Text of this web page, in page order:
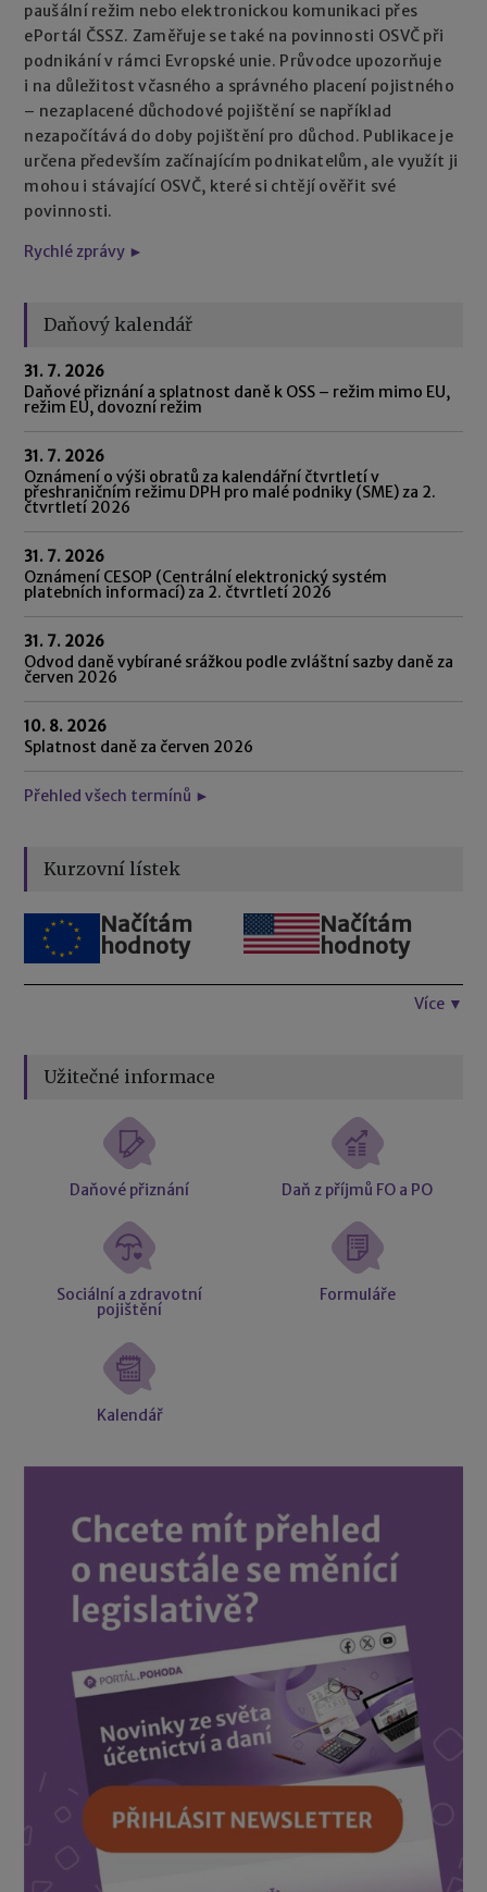
paušální režim nebo elektronickou komunikaci přes
ePortál ČSSZ. Zaměřuje se také na povinnosti OSVČ při
podnikání v rámci Evropské unie. Průvodce upozorňuje
i na důležitost včasného a správného placení pojistného
– nezaplacené důchodové pojištění se například
nezapočítává do doby pojištění pro důchod. Publikace je
určena především začínajícím podnikatelům, ale využít ji
mohou i stávající OSVČ, které si chtějí ověřit své
povinnosti.
Rychlé zprávy ►
Daňový kalendář
31. 7. 2026
Daňové přiznání a splatnost daně k OSS – režim mimo EU,
režim EU, dovozní režim
31. 7. 2026
Oznámení o výši obratů za kalendářní čtvrtletí v
přeshraničním režimu DPH pro malé podniky (SME) za 2.
čtvrtletí 2026
31. 7. 2026
Oznámení CESOP (Centrální elektronický systém
platebních informací) za 2. čtvrtletí 2026
31. 7. 2026
Odvod daně vybírané srážkou podle zvláštní sazby daně za
červen 2026
10. 8. 2026
Splatnost daně za červen 2026
Přehled všech termínů ►
Kurzovní lístek
Načítám
hodnoty
Načítám
hodnoty
Více ▼
Užitečné informace
Daňové přiznání Daň z příjmů FO a PO
Sociální a zdravotní
pojištění
Formuláře
Kalendář